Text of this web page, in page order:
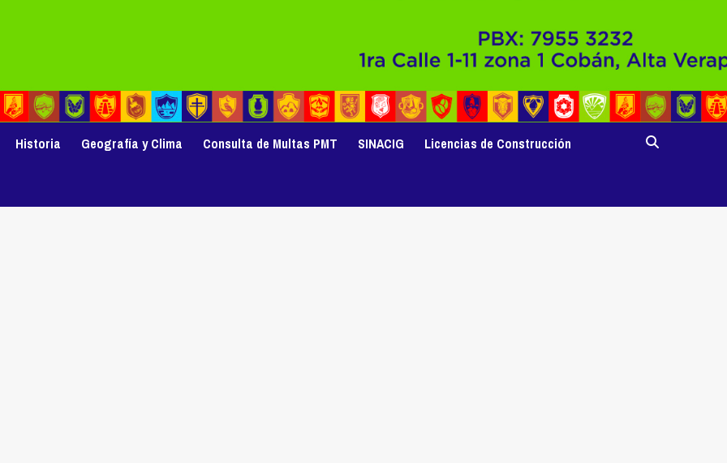
Historia Geografía y Clima Consulta de Multas PMT SINACIG Licencias de Construcción